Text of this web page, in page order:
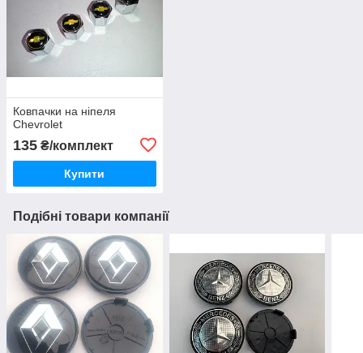
Ковпачки на ніпеля
Chevrolet
135 ₴/комплект
Купити
Подібні товари компанії